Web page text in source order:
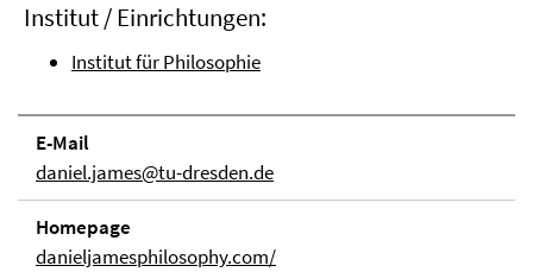
Institut / Einrichtungen:
Institut für Philosophie
E-Mail
daniel.james@tu-dresden.de
Homepage
danieljamesphilosophy.com/